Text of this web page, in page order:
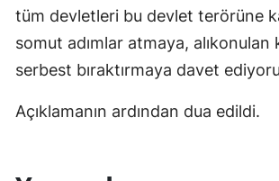
tüm devletleri bu devlet terörüne
somut adımlar atmaya, alıkonulan
serbest bıraktırmaya davet
Açıklamanın ardından dua edildi.